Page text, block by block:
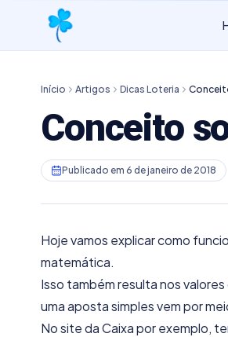
Início Artigos Dicas Loteria
Conceito
Publicado em 6 de janeiro de 2018
Hoje vamos explicar como
matemática.
Isso também resulta nos
uma aposta simples vem por
No site da Caixa por exemplo,